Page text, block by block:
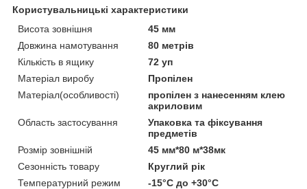
Користувальницькі характеристики
Висота зовнішня
45 мм
Довжина намотування
80 метрів
Кількість в ящику
72 уп
Матеріал виробу
Пропілен
Матеріал(особливості)
пропілен з нанесенням клею
акриловим
Область застосування
Упаковка та фіксування
предметів
Розмір зовнішній
45 мм*80 м*38мк
Сезонність товару
Круглий рік
Температурний режим
-15°С до +30°С